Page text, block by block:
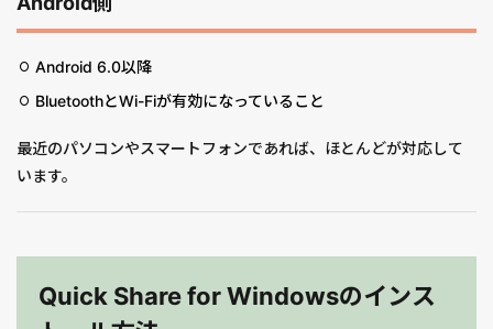
Android 6.0以降
BluetoothとWi-Fiが有効になっていること
最近のパソコンやスマートフォンであれば、ほとんどが対応して
います。
Quick Share for Windowsのインス